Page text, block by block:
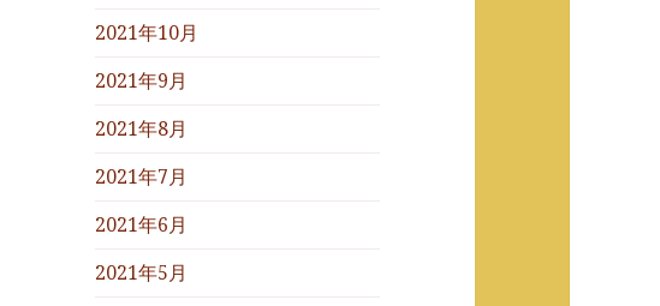
2021年10月
2021年9月
2021年8月
2021年7月
2021年6月
2021年5月